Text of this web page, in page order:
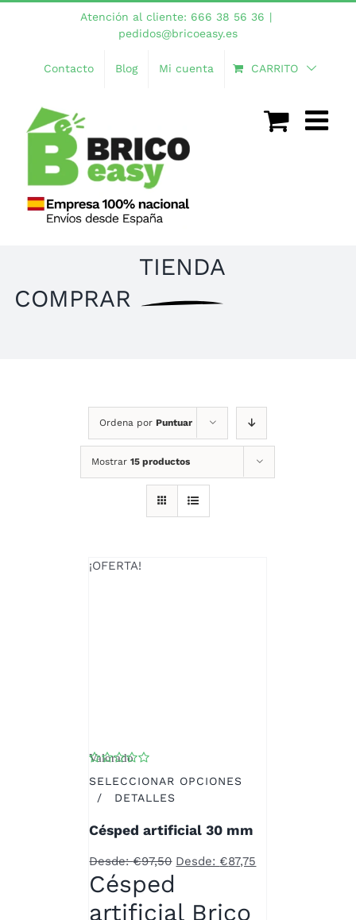
Saltar
Atención al cliente: 666 38 56 36 |
pedidos@bricoeasy.es
Contacto Blog Mi cuenta CARRITO
COMPRAR
TIENDA
Ordena porPuntuar
Mostrar15 productos
¡OFERTA!
Valorado
SELECCIONAR OPCIONES
ESTE
TIENE
VARIANTES.
LAS
OPCIONES
SE
/ DETALLES
Césped artificial 30 mm
Desde:€97,50 Desde: €87,75
Césped
artificial Brico